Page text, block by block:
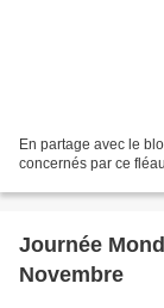
En partage avec le
concernés par ce fléau
Journée
Novembre